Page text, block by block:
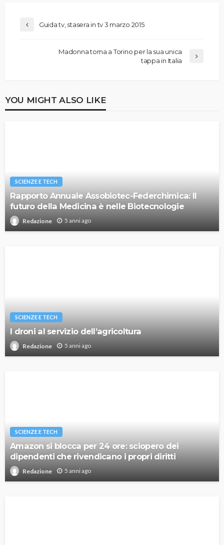
Guida tv, stasera in tv 3 marzo 2015
Madonna torna a Torino per la sua unica
tappa in Italia
YOU MIGHT ALSO LIKE
SCIENZE E TECH
Rapporto Annuale Assobiotec-Federchimica: Il
futuro della Medicina è nelle Biotecnologie
Redazione 5 anni ago
SCIENZE E TECH
I droni al servizio dell’agricoltura
Redazione 5 anni ago
SCIENZE E TECH
Amazon si blocca per 24 ore: sciopero dei
dipendenti che rivendicano i propri diritti
Redazione 5 anni ago